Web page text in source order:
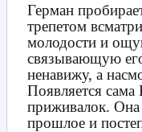
Герман
трепетом
молодости и
связывающую
ненавижу, а
Появляется
приживалок. Она
прошлое и